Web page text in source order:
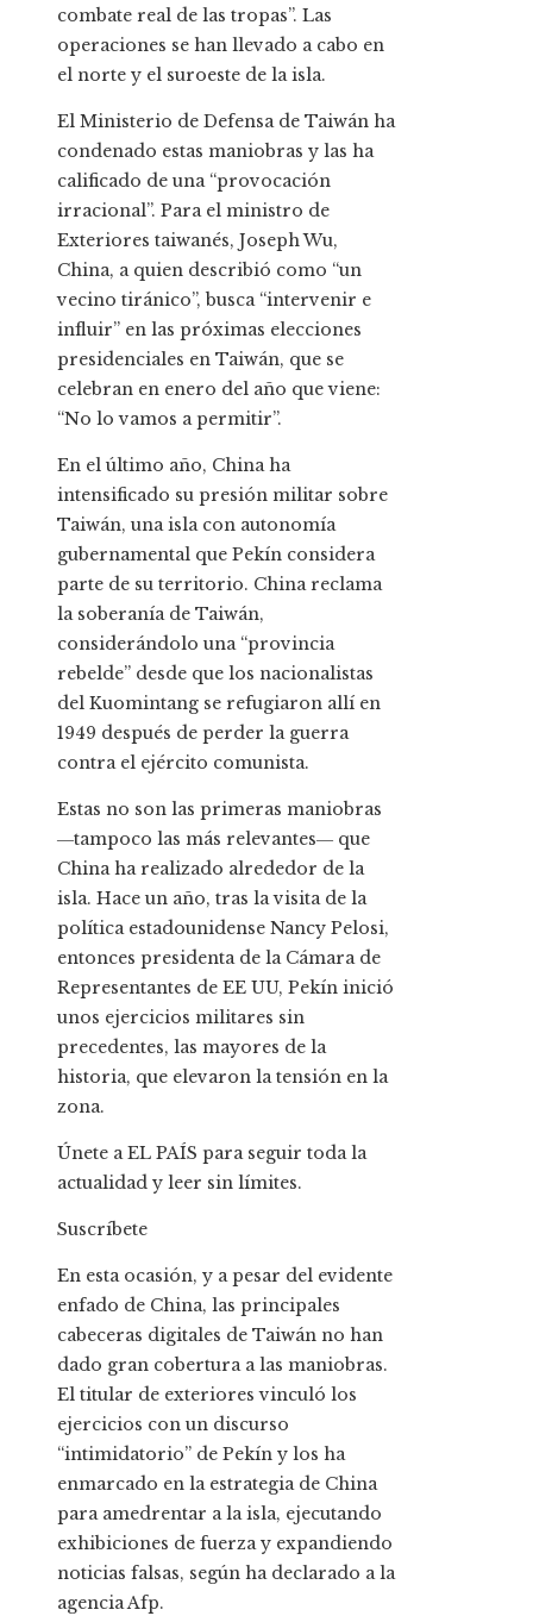
combate real de las tropas”. Las
operaciones se han llevado a cabo en
el norte y el suroeste de la isla.
El Ministerio de Defensa de Taiwán ha
condenado estas maniobras y las ha
calificado de una “provocación
irracional”. Para el ministro de
Exteriores taiwanés, Joseph Wu,
China, a quien describió como “un
vecino tiránico”, busca “intervenir e
influir” en las próximas elecciones
presidenciales en Taiwán, que se
celebran en enero del año que viene:
“No lo vamos a permitir”.
En el último año, China ha
intensificado su presión militar sobre
Taiwán, una isla con autonomía
gubernamental que Pekín considera
parte de su territorio. China reclama
la soberanía de Taiwán,
considerándolo una “provincia
rebelde” desde que los nacionalistas
del Kuomintang se refugiaron allí en
1949 después de perder la guerra
contra el ejército comunista.
Estas no son las primeras maniobras
―tampoco las más relevantes― que
China ha realizado alrededor de la
isla. Hace un año, tras la visita de la
política estadounidense Nancy Pelosi,
entonces presidenta de la Cámara de
Representantes de EE UU, Pekín inició
unos ejercicios militares sin
precedentes, las mayores de la
historia, que elevaron la tensión en la
zona.
Únete a EL PAÍS para seguir toda la
actualidad y leer sin límites.
Suscríbete
En esta ocasión, y a pesar del evidente
enfado de China, las principales
cabeceras digitales de Taiwán no han
dado gran cobertura a las maniobras.
El titular de exteriores vinculó los
ejercicios con un discurso
“intimidatorio” de Pekín y los ha
enmarcado en la estrategia de China
para amedrentar a la isla, ejecutando
exhibiciones de fuerza y expandiendo
noticias falsas, según ha declarado a la
agencia Afp.